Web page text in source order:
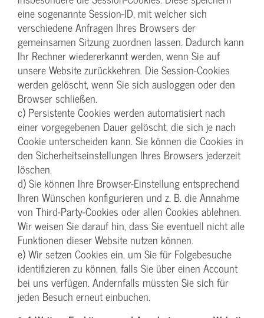
eine sogenannte Session-ID, mit welcher sich
verschiedene Anfragen Ihres Browsers der
gemeinsamen Sitzung zuordnen lassen. Dadurch kann
Ihr Rechner wiedererkannt werden, wenn Sie auf
unsere Website zurückkehren. Die Session-Cookies
werden gelöscht, wenn Sie sich ausloggen oder den
Browser schließen.
c) Persistente Cookies werden automatisiert nach
einer vorgegebenen Dauer gelöscht, die sich je nach
Cookie unterscheiden kann. Sie können die Cookies in
den Sicherheitseinstellungen Ihres Browsers jederzeit
löschen.
d) Sie können Ihre Browser-Einstellung entsprechend
Ihren Wünschen konfigurieren und z. B. die Annahme
von Third-Party-Cookies oder allen Cookies ablehnen.
Wir weisen Sie darauf hin, dass Sie eventuell nicht alle
Funktionen dieser Website nutzen können.
e) Wir setzen Cookies ein, um Sie für Folgebesuche
identifizieren zu können, falls Sie über einen Account
bei uns verfügen. Andernfalls müssten Sie sich für
jeden Besuch erneut einbuchen.